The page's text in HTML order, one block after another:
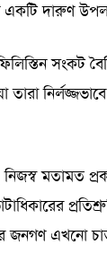
একটি দারুণ
সংকট
তারা
মতামত
জনগণ এখনো